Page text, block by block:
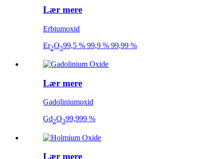
Lær mere
Erbiumoxid
Er2O399,5 % 99,9 % 99,99 %
Lær mere
Gadoliniumoxid
Gd2O399,999 %
Lær mere